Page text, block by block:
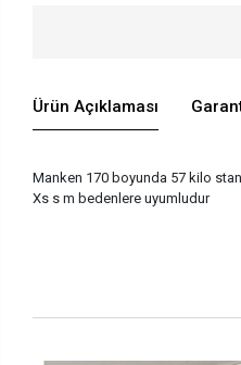
Ürün Açıklaması
Manken 170 boyunda 57 kilo
Xs s m bedenlere uyumludur